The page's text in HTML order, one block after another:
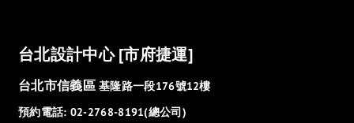
台北設計中心 [市府捷運]
台北市信義區基隆路一段176號12樓
預約電話: 02-2768-8191(總公司)